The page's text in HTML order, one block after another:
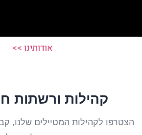
אודותינו >>
קהילות ורשתות
הצטרפו לקהילות המטיילים שלנו,